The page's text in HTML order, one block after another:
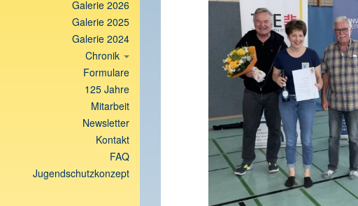
Galerie 2026
Galerie 2025
Galerie 2024
Chronik
Formulare
125 Jahre
Mitarbeit
Newsletter
Kontakt
FAQ
Jugendschutzkonzept